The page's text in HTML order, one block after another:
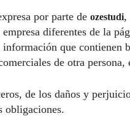
por parte de ozestudi,
diferentes de la
que contienen
de otra persona,
de los daños y
obligaciones.